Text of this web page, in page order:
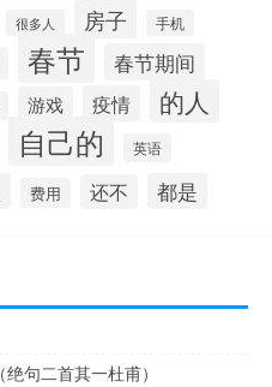
很多人 房子 手机
春节 春节期间
游戏 疫情 的人
自己的 英语
费用 还不 都是
句二首其一杜甫）